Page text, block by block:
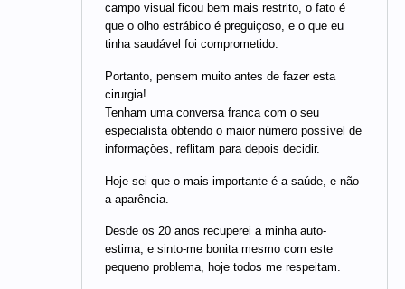
campo visual ficou bem mais restrito, o fato é
que o olho estrábico é preguiçoso, e o que eu
tinha saudável foi comprometido.
Portanto, pensem muito antes de fazer esta
cirurgia!
Tenham uma conversa franca com o seu
especialista obtendo o maior número possível de
informações, reflitam para depois decidir.
Hoje sei que o mais importante é a saúde, e não
a aparência.
Desde os 20 anos recuperei a minha auto-
estima, e sinto-me bonita mesmo com este
pequeno problema, hoje todos me respeitam.